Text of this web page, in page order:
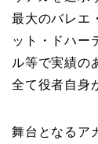
最大のバレエ
ット・ドハー
ル等で実績の
全て役者自身
舞台となるア